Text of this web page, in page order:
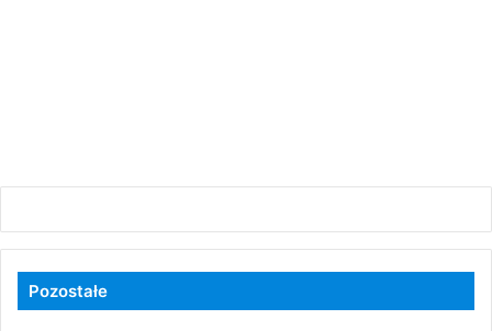
Pozostałe